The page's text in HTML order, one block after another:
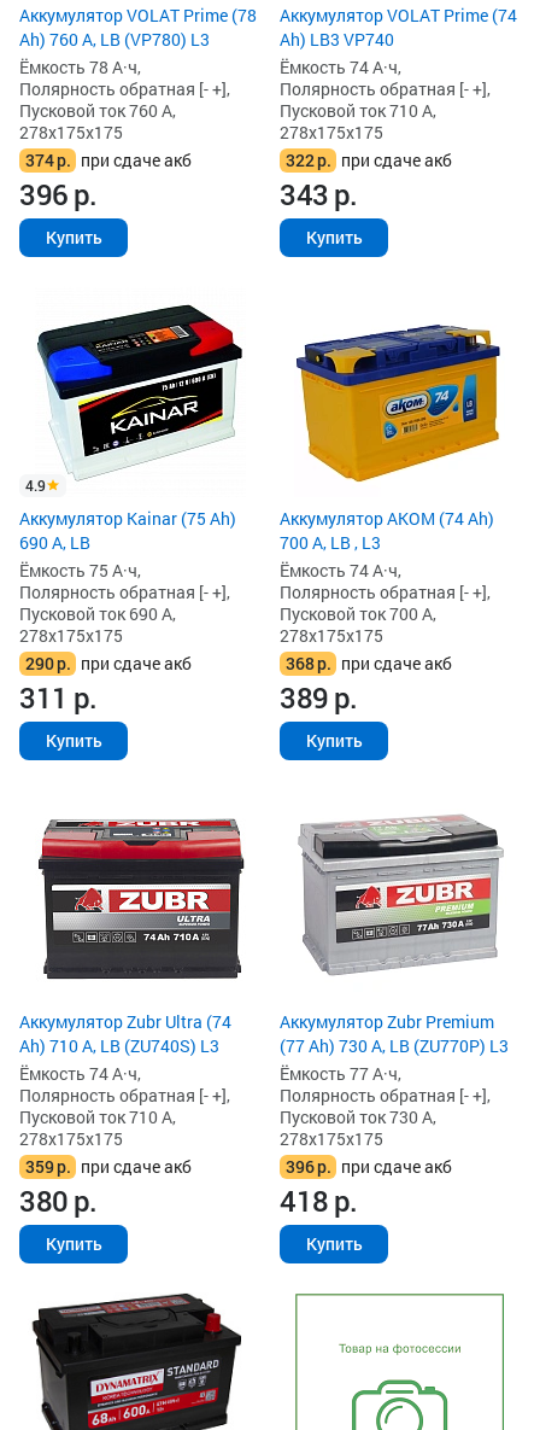
Аккумулятор VOLAT Prime (78
Ah) 760 А, LB (VP780) L3
Ёмкость 78 А·ч,
Полярность обратная [- +],
Пусковой ток 760 А,
278x175x175
374р. при сдаче акб
396р.
Купить
Аккумулятор VOLAT Prime (74
Ah) LB3 VP740
Ёмкость 74 А·ч,
Полярность обратная [- +],
Пусковой ток 710 А,
278x175x175
322р. при сдаче акб
343р.
Купить
4.9
Аккумулятор Kainar (75 Ah)
690 А, LB
Ёмкость 75 А·ч,
Полярность обратная [- +],
Пусковой ток 690 А,
278x175x175
290р. при сдаче акб
311 р.
Купить
Аккумулятор AKOM (74 Ah)
700 А, LB , L3
Ёмкость 74 А·ч,
Полярность обратная [- +],
Пусковой ток 700 А,
278x175x175
368р. при сдаче акб
389р.
Купить
Аккумулятор Zubr Ultra (74
Ah) 710 А, LB (ZU740S) L3
Ёмкость 74 А·ч,
Полярность обратная [- +],
Пусковой ток 710 А,
278x175x175
359р. при сдаче акб
380р.
Купить
Аккумулятор Zubr Premium
(77 Ah) 730 А, LB (ZU770P) L3
Ёмкость 77 А·ч,
Полярность обратная [- +],
Пусковой ток 730 А,
278x175x175
396р. при сдаче акб
418р.
Купить